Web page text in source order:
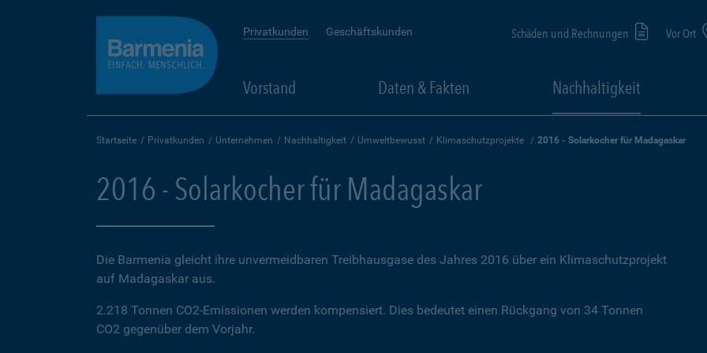
Privatkunden Geschäftskunden Schäden und Rechnungen Vor Ort
Vorstand Daten & Fakten Nachhaltigkeit
Startseite Privatkunden Unternehmen Nachhaltigkeit Umweltbewusst Klimaschutzprojekte 2016 - Solarkocher für Madagaskar
2016 - Solarkocher für Madagaskar
Die Barmenia gleicht ihre unvermeidbaren Treibhausgase des Jahres 2016 über ein Klimaschutzprojekt
auf Madagaskar aus.
2.218 Tonnen CO2-Emissionen werden kompensiert. Dies bedeutet einen Rückgang von 34 Tonnen
CO2 gegenüber dem Vorjahr.